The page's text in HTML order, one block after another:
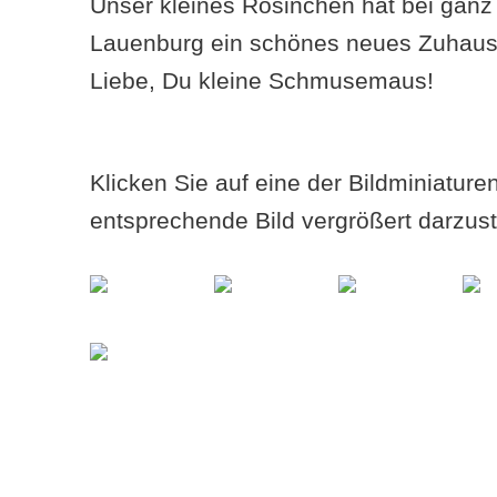
Lauenburg ein schönes neues
Liebe, Du kleine Schmusemaus!
Klicken Sie auf eine der
entsprechende Bild vergrößert